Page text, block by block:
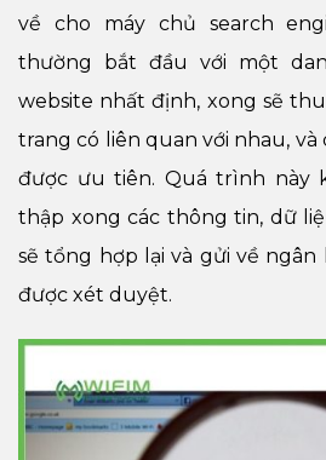
về cho máy chủ search
thường bắt đầu với một
website nhất định, xong sẽ
trang có liên quan với nhau,
được ưu tiên. Quá trình này
thập xong các thông tin, dữ
sẽ tổng hợp lại và gửi về
được xét duyệt.